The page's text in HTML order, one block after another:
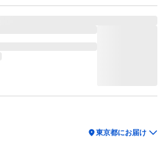
location_on東京都にお届け